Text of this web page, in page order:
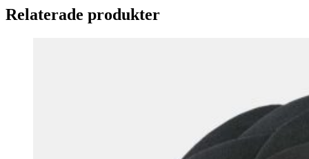
Relaterade produkter